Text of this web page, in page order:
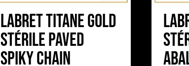
Labret Titane Gold
Stérile Paved
Spiky Chain